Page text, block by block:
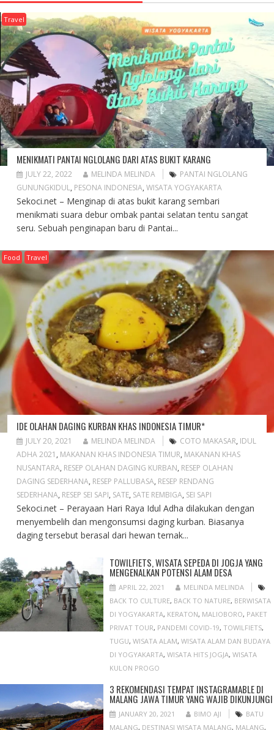
Travel
MENIKMATI PANTAI NGLOLANG DARI ATAS BUKIT KARANG
JULY 22, 2022 MELINDA MELINDA
PANTAI NGLOLANG
GUNUNGKIDUL, PESONA INDONESIA, WISATA YOGYAKARTA
Sekoci.net – Menginap di atas bukit karang sembari
menikmati suara debur ombak pantai selatan tentu sangat
seru. Sebuah penginapan baru di Pantai...
Food Travel
IDE OLAHAN DAGING KURBAN KHAS INDONESIA TIMUR*
JULY 20, 2021 MELINDA MELINDA COTO MAKASAR, IDUL
ADHA 2021 , MAKANAN KHAS INDONESIA TIMUR, MAKANAN KHAS
NUSANTARA, RESEP OLAHAN DAGING KURBAN, RESEP OLAHAN
DAGING SEDERHANA, RESEP PALLUBASA, RESEP RENDANG
SEDERHANA, RESEP SEI SAPI, SATE, SATE REMBIGA, SEI SAPI
Sekoci.net – Perayaan Hari Raya Idul Adha dilakukan dengan
menyembelih dan mengonsumsi daging kurban. Biasanya
daging tersebut berasal dari hewan ternak...
TOWILFIETS, WISATA SEPEDA DI JOGJA YANG
MENGENALKAN POTENSI ALAM DESA
APRIL 22, 2021
MELINDA MELINDA
BACK TO CULTURE, BACK TO NATURE, BERWISATA
DI YOGYAKARTA, KERATON, MALIOBORO, PAKET
PRIVAT TOUR, PANDEMI COVID-19,TOWILFIETS,
TUGU,WISATA ALAM,WISATA ALAM DAN BUDAYA
DI YOGYAKARTA,WISATA HITS JOGJA,WISATA
KULON PROGO
3 REKOMENDASI TEMPAT INSTAGRAMABLE DI
MALANG JAWA TIMUR YANG WAJIB DIKUNJUNGI
JANUARY 20, 2021 BIMO AJI
BATU
MALANG, DESTINASI WISATA MALANG, MALANG,